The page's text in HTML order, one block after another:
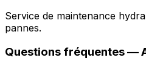
Service de maintenance
pannes.
Questions fréquentes —